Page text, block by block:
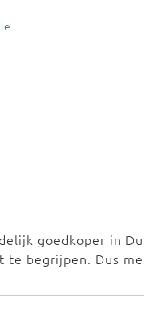
goedkoper in
te begrijpen. Dus